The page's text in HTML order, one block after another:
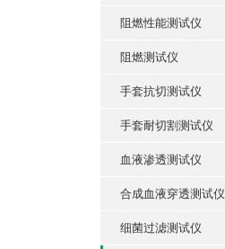
阻燃性能测试仪
阻燃测试仪
手套抗切测试仪
手套耐切割测试仪
血液渗透测试仪
合成血液穿透测试仪
细菌过滤测试仪